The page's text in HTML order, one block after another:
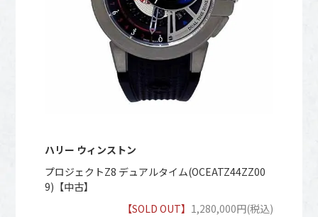
ハリー ウィンストン
プロジェクトZ8 デュアルタイム(OCEATZ44ZZ00
9)【中古】
【SOLD OUT】 1,280,000円(税込)